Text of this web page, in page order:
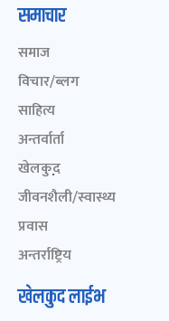
समाचार
समाज
विचार/ब्लग
साहित्य
अन्तर्वार्ता
खेलकुद़़
जीवनशैली/स्वास्थ्य
प्रवास
अन्तर्राष्ट्रिय
खेलकुद लाईभ